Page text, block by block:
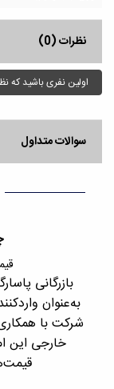
نظرات (0)
اولین نفری باشید که
سوالات متداول
بازرگانی
به‌عنوان
شرکت با
خارجی این